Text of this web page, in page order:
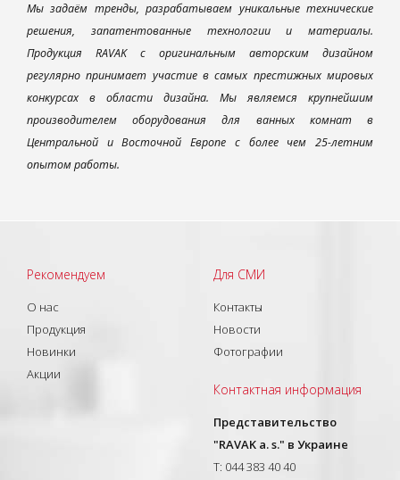
Мы задаём тренды, разрабатываем уникальные технические
решения, запатентованные технологии и материалы.
Продукция RAVAK с оригинальным авторским дизайном
регулярно принимает участие в самых престижных мировых
конкурсах в области дизайна. Мы являемся крупнейшим
производителем оборудования для ванных комнат в
Центральной и Восточной Европе с более чем 25-летним
опытом работы.
Рекомендуем
О нас
Продукция
Новинки
Акции
Для СМИ
Контакты
Новости
Фотографии
Контактная информация
Представительство
"RAVAK a. s." в Украине
T: 044 383 40 40